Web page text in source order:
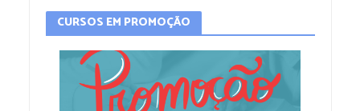
CURSOS EM PROMOÇÃO